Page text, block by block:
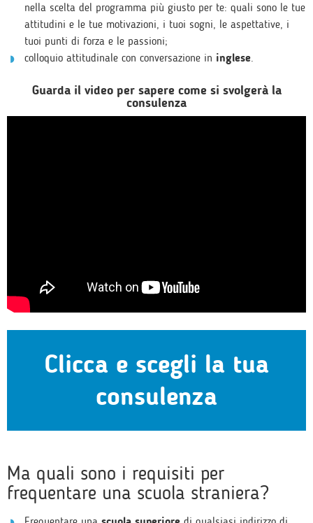
nella scelta del programma più giusto per te: quali sono le tue
attitudini e le tue motivazioni, i tuoi sogni, le aspettative, i
tuoi punti di forza e le passioni;
colloquio attitudinale con conversazione in inglese.
Guarda il video per sapere come si svolgerà la
consulenza
Clicca e scegli la tua
consulenza
Ma quali sono i requisiti per
frequentare una scuola straniera?